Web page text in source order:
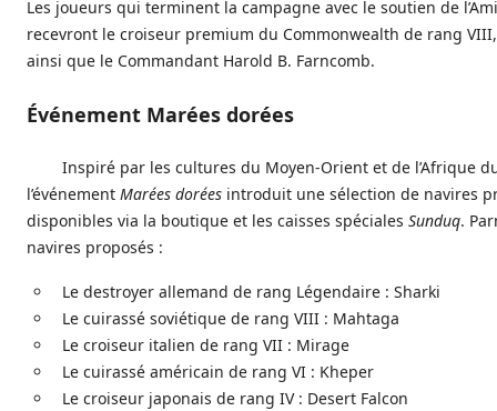
Les joueurs qui terminent la campagne avec le soutien de
recevront le croiseur premium du Commonwealth de rang
ainsi que le Commandant Harold B. Farncomb.
Événement Marées dorées
Inspiré par les cultures du Moyen-Orient et de l’Afrique
l’événement Marées dorées introduit une sélection de navires
disponibles via la boutique et les caisses spéciales Sunduq.
navires proposés :
Le destroyer allemand de rang Légendaire : Sharki
Le cuirassé soviétique de rang VIII : Mahtaga
Le croiseur italien de rang VII : Mirage
Le cuirassé américain de rang VI : Kheper
Le croiseur japonais de rang IV : Desert Falcon